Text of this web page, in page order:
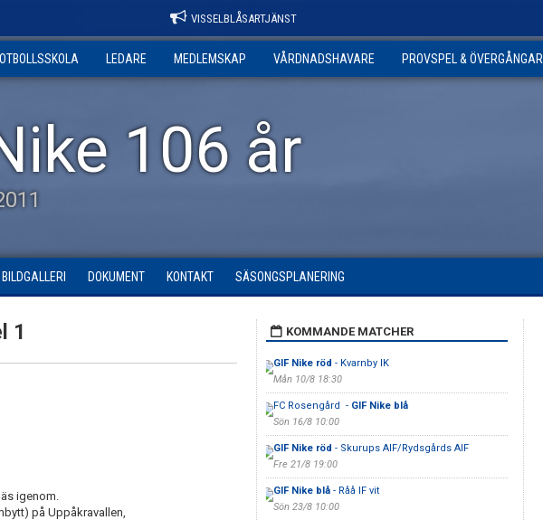
VISSELBLÅSARTJÄNST
LEDARE MEDLEMSKAP VÅRDNADSHAVARE PROVSPEL & ÖVERGÅNGAR
106 år
BILDGALLERI DOKUMENT KONTAKT SÄSONGSPLANERING
1
igenom.
på Uppåkravallen,
KOMMANDE MATCHER
GIF Nike röd - Kvarnby IK
Mån 10/8 18:30
FC Rosengård - GIF Nike blå
Sön 16/8 10:00
GIF Nike röd - Skurups AIF/Rydsgårds AIF
Fre 21/8 19:00
GIF Nike blå- Råå IF vit
Sön 23/8 10:00